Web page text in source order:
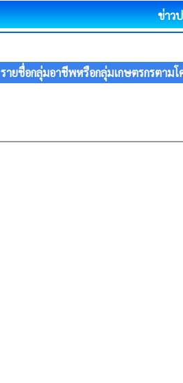
ข่าว
รายชื่อกลุ่มอาชีพหรือกลุ่มเกษตรกรตาม